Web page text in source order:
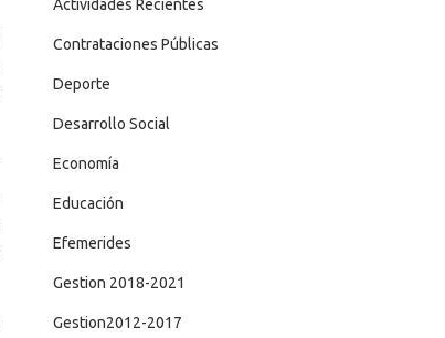
Actividades Recientes
Contrataciones Públicas
Deporte
Desarrollo Social
Economía
Educación
Efemerides
Gestion 2018-2021
Gestion2012-2017